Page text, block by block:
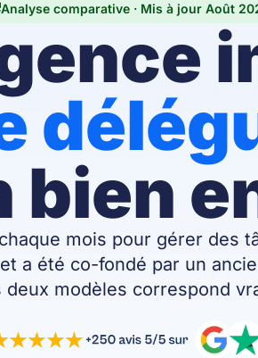
Analyse comparative · Mis à jour Août
bien
mois pour gérer des
a été co-fondé par un
modèles correspond